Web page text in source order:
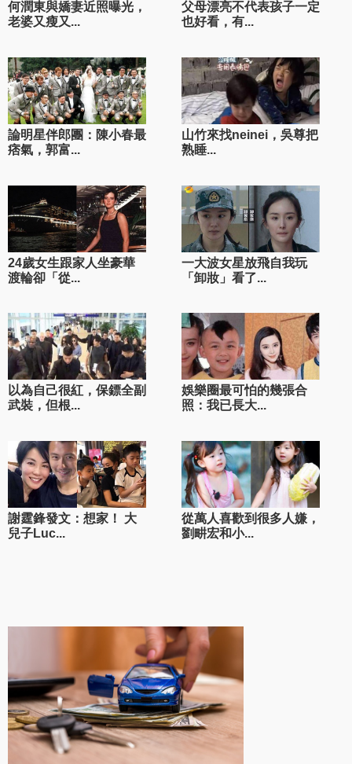
何潤東與嬌妻近照曝光，
老婆又瘦又...
父母漂亮不代表孩子一定
也好看，有...
論明星伴郎團：陳小春最
痞氣，郭富...
山竹來找neinei，吳尊把
熟睡...
24歲女生跟家人坐豪華
渡輪卻「從...
一大波女星放飛自我玩
「卸妝」看了...
以為自己很紅，保鏢全副
武裝，但根...
娛樂圈最可怕的幾張合
照：我已長大...
謝霆鋒發文：想家！ 大
兒子Luc...
從萬人喜歡到很多人嫌，
劉畊宏和小...